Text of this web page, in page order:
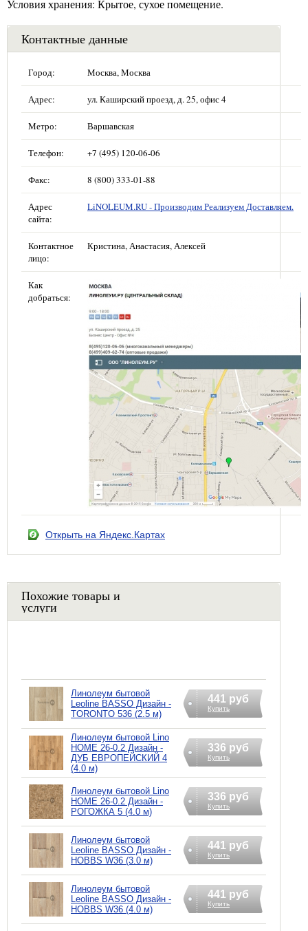
Условия хранения: Крытое, сухое помещение.
Контактные данные
Город: Москва, Москва
Адрес: ул. Каширский проезд, д. 25, офис 4
Метро: Варшавская
Телефон: +7 (495) 120-06-06
Факс: 8 (800) 333-01-88
Адрес
сайта:
LiNOLEUM.RU - Производим Реализуем Доставляем.
Контактное
лицо:
Кристина, Анастасия, Алексей
Как
добраться:
Открыть на Яндекс.Картах
Похожие товары и
услуги
Линолеум бытовой
Leoline BASSO Дизайн -
TORONTO 536 (2.5 м)
441 руб
Купить
Линолеум бытовой Lino
HOME 26-0.2 Дизайн -
ДУБ ЕВРОПЕЙСКИЙ 4
(4.0 м)
336 руб
Купить
Линолеум бытовой Lino
HOME 26-0.2 Дизайн -
РОГОЖКА 5 (4.0 м)
336 руб
Купить
Линолеум бытовой
Leoline BASSO Дизайн -
HOBBS W36 (3.0 м)
441 руб
Купить
Линолеум бытовой
Leoline BASSO Дизайн -
HOBBS W36 (4.0 м)
441 руб
Купить